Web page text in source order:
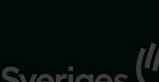
startsidan